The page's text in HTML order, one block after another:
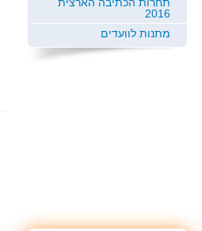
2016
מתנות לוועדים